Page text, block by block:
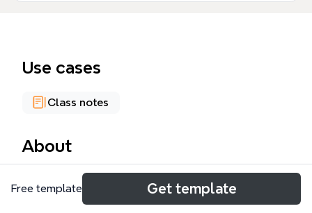
Use cases
Class notes
About
《综合自然地理》Xmind 思维导图模板系统梳理了综
合自然地理学的核心知识体系，涵盖 472 个节点，包
Free template Get template